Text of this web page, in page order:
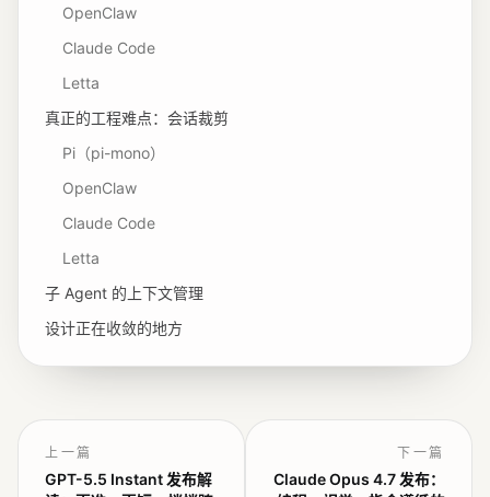
OpenClaw
Claude Code
Letta
真正的工程难点：会话裁剪
Pi（pi-mono）
OpenClaw
Claude Code
Letta
子 Agent 的上下文管理
设计正在收敛的地方
上一篇
GPT-5.5 Instant 发布解
下一篇
Claude Opus 4.7 发布：